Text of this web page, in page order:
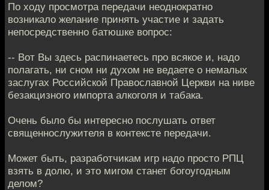
По ходу просмотра передачи неоднократно
возникало желание принять участие и задать
непосредственно батюшке вопрос:
-- Вот Вы здесь распинаетесь про всякое и, надо
полагать, ни сном ни духом не ведаете о немалых
заслугах Российской Православной Церкви на ниве
безакцизного импорта алкоголя и табака.
Очень было бы интересно послушать ответ
священнослужителя в контексте передачи.
Может быть, разработчикам игр надо просто РПЦ
взять в долю, и это мигом станет богоугодным
делом?